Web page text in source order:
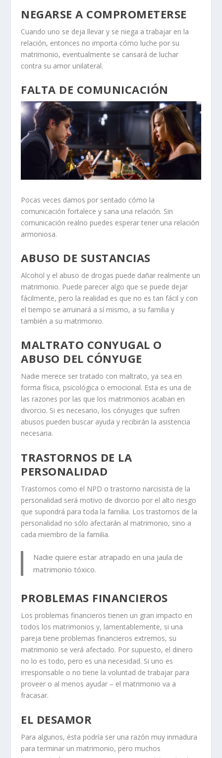
NEGARSE A COMPROMETERSE
Cuando uno se deja llevar y se niega a trabajar en la
relación, entonces no importa cómo luche por su
matrimonio, eventualmente se cansará de luchar
contra su amor unilateral.
FALTA DE COMUNICACIÓN
Pocas veces damos por sentado cómo la
comunicación fortalece y sana una relación. Sin
comunicación realno puedes esperar tener una relación
armoniosa.
ABUSO DE SUSTANCIAS
Alcohol y el abuso de drogas puede dañar realmente un
matrimonio. Puede parecer algo que se puede dejar
fácilmente, pero la realidad es que no es tan fácil y con
el tiempo se arruinará a sí mismo, a su familia y
también a su matrimonio.
MALTRATO CONYUGAL O
ABUSO DEL CÓNYUGE
Nadie merece ser tratado con maltrato, ya sea en
forma física, psicológica o emocional. Esta es una de
las razones por las que los matrimonios acaban en
divorcio. Si es necesario, los cónyuges que sufren
abusos pueden buscar ayuda y recibirán la asistencia
necesaria.
TRASTORNOS DE LA
PERSONALIDAD
Trastornos como el NPD otrastorno narcisista de la
personalidad será motivo de divorcio por el alto riesgo
que supondrá para toda la familia. Los trastornos de la
personalidad no sólo afectarán al matrimonio, sino a
cada miembro de la familia.
Nadie quiere estar atrapado en una jaula de
matrimonio tóxico.
PROBLEMAS FINANCIEROS
Los problemas financieros tienen un gran impacto en
todos los matrimonios y, lamentablemente, si una
pareja tiene problemas financieros extremos, su
matrimonio se verá afectado. Por supuesto, el dinero
no lo es todo, pero es una necesidad. Si uno es
irresponsable o no tiene la voluntad de trabajar para
proveer o al menos ayudar – el matrimonio va a
fracasar.
EL DESAMOR
Para algunos, ésta podría ser una razón muy inmadura
para terminar un matrimonio, pero muchos